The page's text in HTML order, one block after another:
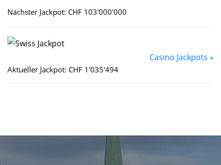
Nächster Jackpot: CHF 103'000'000
Casino Jackpots »
Aktueller Jackpot: CHF 1'035'494